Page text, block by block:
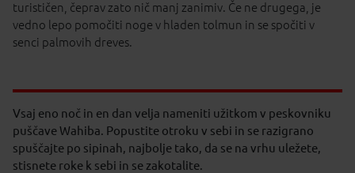
turističen, čeprav zato nič manj zanimiv. Če ne drugega, je
vedno lepo pomočiti noge v hladen tolmun in se spočiti v
senci palmovih dreves.
Vsaj eno noč in en dan velja nameniti užitkom v peskovniku
puščave Wahiba. Popustite otroku v sebi in se razigrano
spuščajte po sipinah, najbolje tako, da se na vrhu uležete,
stisnete roke k sebi in se zakotalite.